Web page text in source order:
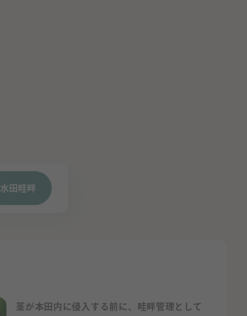
水田畦畔
茎が本田内に侵入する前に、畦畔管理として